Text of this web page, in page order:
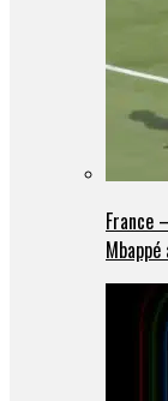
France